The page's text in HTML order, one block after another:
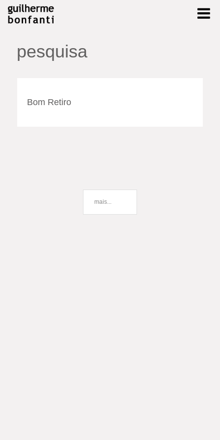
pesquisa
Bom Retiro
mais...